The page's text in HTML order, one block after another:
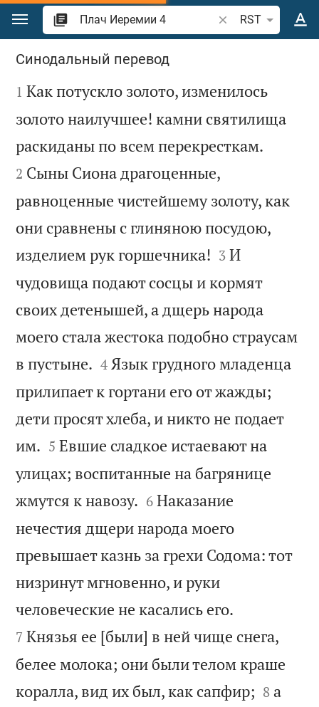
Перейти к содержанию
Поиск по отрывку
RST
Плач Иеремии 4
Синодальный перевод

1 Как потускло золото, изменилось
золото наилучшее! камни святилища
раскиданы по всем перекресткам.
2 Сыны Сиона драгоценные,
равноценные чистейшему золоту, как
они сравнены с глиняною посудою,
изделием рук горшечника! 

3 И
чудовища подают сосцы и кормят
своих детенышей, а дщерь народа
моего стала жестока подобно страусам
в пустыне. 

4 Язык грудного младенца
прилипает к гортани его от жажды;
дети просят хлеба, и никто не подает
им. 

5 Евшие сладкое истаевают на
улицах; воспитанные на багрянице
жмутся к навозу. 

6 Наказание
нечестия дщери народа моего
превышает казнь за грехи Содома: тот
низринут мгновенно, и руки
человеческие не касались его.
7 Князья ее [были] в ней чище снега,
белее молока; они были телом краше
коралла, вид их был, как сапфир; 

8 а